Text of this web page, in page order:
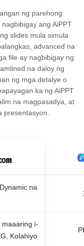
ng parehong
ang AiPPT
slides mula simula
advanced na
file ay nagbibigay ng
na daloy ng
ng mga detalye o
ka ng AiPPT
na magpasadya, at
presentasyon.
na
maaaring i-
Kolahiyo